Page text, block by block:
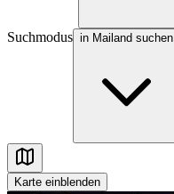
Suchmodus in Mailand suchen
Karte einblenden